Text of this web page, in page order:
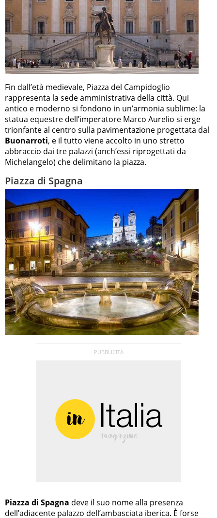
Fin dall’età medievale, Piazza del Campidoglio
rappresenta la sede amministrativa della città. Qui
antico e moderno si fondono in un’armonia sublime: la
statua equestre dell’imperatore Marco Aurelio si erge
trionfante al centro sulla pavimentazione progettata dal
Buonarroti, e il tutto viene accolto in uno stretto
abbraccio dai tre palazzi (anch’essi riprogettati da
Michelangelo) che delimitano la piazza.
Piazza di Spagna
Piazza di Spagna deve il suo nome alla presenza
dell’adiacente palazzo dell’ambasciata iberica. È forse